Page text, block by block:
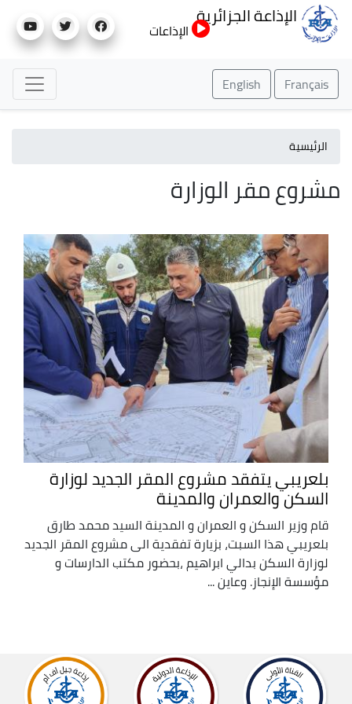
إلى
الإذاعة الجزائرية
الإذاعات
Français
English
الرئيسية
مشروع مقر الوزارة
بلعريبي يتفقد مشروع المقر الجديد لوزارة
السكن والعمران والمدينة
قام وزير السكن و العمران و المدينة السيد محمد طارق
بلعريبي هذا السبت، بزيارة تفقدية الى مشروع المقر الجديد
لوزارة السكن بدالي ابراهيم ،بحضور مكتب الدارسات و
مؤسسة الإنجاز. وعاين ...